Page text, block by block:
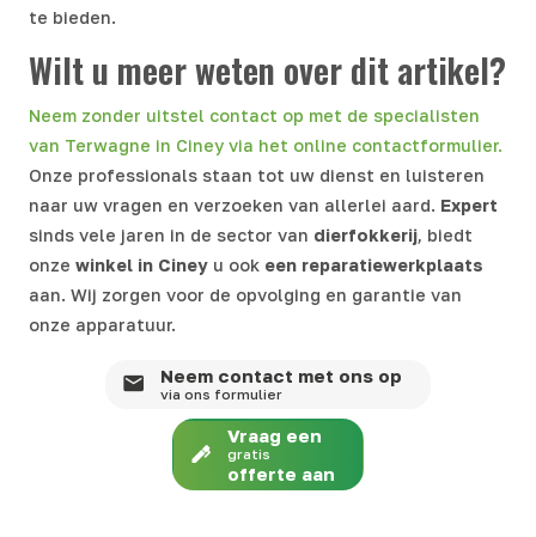
te bieden.
Wilt u meer weten over dit artikel?
Neem zonder uitstel contact op met de specialisten
van Terwagne in Ciney via het online contactformulier.
Onze professionals staan tot uw dienst en luisteren
naar uw vragen en verzoeken van allerlei aard. Expert
sinds vele jaren in de sector van dierfokkerij, biedt
onze winkel in Ciney u ook een reparatiewerkplaats
aan. Wij zorgen voor de opvolging en garantie van
onze apparatuur.
Neem contact met ons op
via ons formulier
Vraag een
gratis
offerte aan